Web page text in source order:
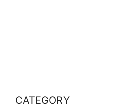
CATEGORY